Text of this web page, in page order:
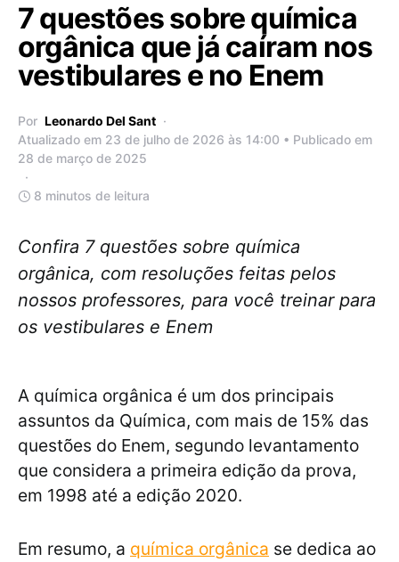
7 questões sobre química
orgânica que já caíram nos
vestibulares e no Enem
Por Leonardo Del Sant
Atualizado em 23 de julho de 2026 às 14:00 • Publicado em
28 de março de 2025
8 minutos de leitura
Confira 7 questões sobre química
orgânica, com resoluções feitas pelos
nossos professores, para você treinar para
os vestibulares e Enem
A química orgânica é um dos principais
assuntos da Química, com mais de 15% das
questões do Enem, segundo levantamento
que considera a primeira edição da prova,
em 1998 até a edição 2020.
Em resumo, a química orgânica se dedica ao